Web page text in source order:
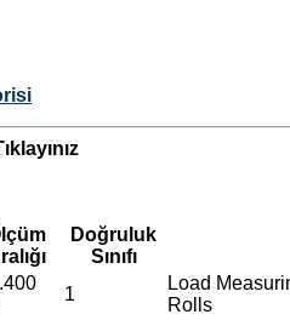
Doğruluk
Sınıfı
1
Load
Rolls